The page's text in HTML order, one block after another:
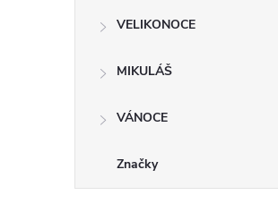
VELIKONOCE
MIKULÁŠ
VÁNOCE
Značky